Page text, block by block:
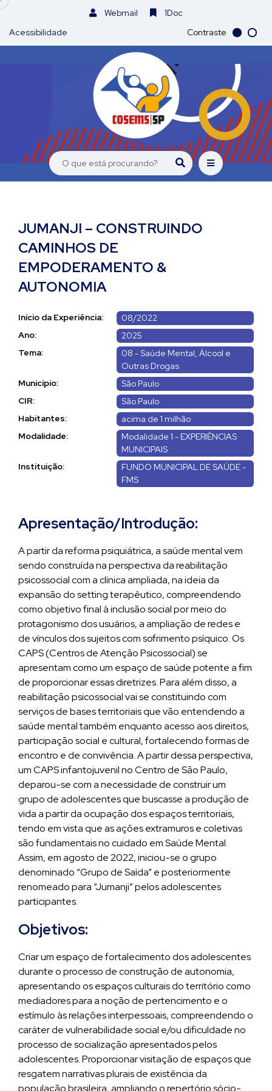
Webmail
1Doc
Acessibilidade
Contraste
JUMANJI – CONSTRUINDO
CAMINHOS DE
EMPODERAMENTO &
AUTONOMIA
Início da Experiência:
08/2022
Ano:
2025
Tema:
08 - Saúde Mental, Álcool e
Outras Drogas
Município:
São Paulo
CIR:
São Paulo
Habitantes:
acima de 1 milhão
Modalidade:
Modalidade 1 - EXPERIÊNCIAS
MUNICIPAIS
Instituição:
FUNDO MUNICIPAL DE SAÚDE -
FMS
Apresentação/Introdução:
A partir da reforma psiquiátrica, a saúde mental vem
sendo construída na perspectiva da reabilitação
psicossocial com a clínica ampliada, na ideia da
expansão do setting terapêutico, compreendendo
como objetivo final à inclusão social por meio do
protagonismo dos usuários, a ampliação de redes e
de vínculos dos sujeitos com sofrimento psíquico. Os
CAPS (Centros de Atenção Psicossocial) se
apresentam como um espaço de saúde potente a fim
de proporcionar essas diretrizes. Para além disso, a
reabilitação psicossocial vai se constituindo com
serviços de bases territoriais que vão entendendo a
saúde mental também enquanto acesso aos direitos,
participação social e cultural, fortalecendo formas de
encontro e de convivência. A partir dessa perspectiva,
um CAPS infantojuvenil no Centro de São Paulo,
deparou-se com a necessidade de construir um
grupo de adolescentes que buscasse a produção de
vida a partir da ocupação dos espaços territoriais,
tendo em vista que as ações extramuros e coletivas
são fundamentais no cuidado em Saúde Mental.
Assim, em agosto de 2022, iniciou-se o grupo
denominado “Grupo de Saída” e posteriormente
renomeado para “Jumanji” pelos adolescentes
participantes.
Objetivos:
Criar um espaço de fortalecimento dos adolescentes
durante o processo de construção de autonomia,
apresentando os espaços culturais do território como
mediadores para a noção de pertencimento e o
estímulo às relações interpessoais, compreendendo o
caráter de vulnerabilidade social e/ou dificuldade no
processo de socialização apresentados pelos
adolescentes. Proporcionar visitação de espaços que
resgatem narrativas plurais de existência da
população brasileira, ampliando o repertório sócio-